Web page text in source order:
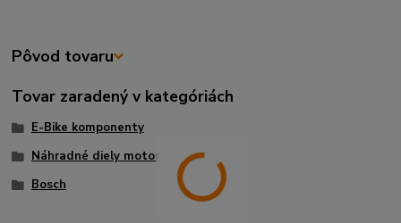
Pôvod tovaru
Tovar zaradený v kategóriách
E-Bike komponenty
Náhradné diely motor
Bosch